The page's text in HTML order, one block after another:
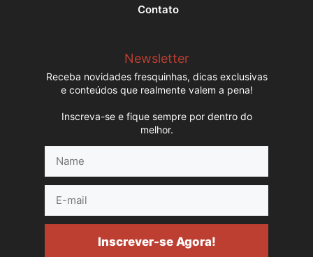
Contato
Newsletter
Receba novidades fresquinhas, dicas exclusivas
e conteúdos que realmente valem a pena!
Inscreva-se e fique sempre por dentro do
melhor.
mail
Inscrever-se Agora!